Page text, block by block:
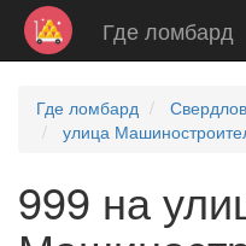
Где ломбард
Где ломбард
улица
999 на